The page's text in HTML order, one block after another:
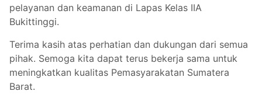
pelayanan dan keamanan di Lapas Kelas IIA
Bukittinggi.
Terima kasih atas perhatian dan dukungan dari semua
pihak. Semoga kita dapat terus bekerja sama untuk
meningkatkan kualitas Pemasyarakatan Sumatera
Barat.